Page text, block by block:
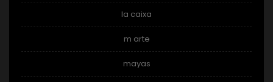
la caixa
m arte
mayas